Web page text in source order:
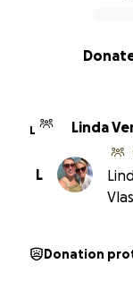
0% complete
L
L
Donation